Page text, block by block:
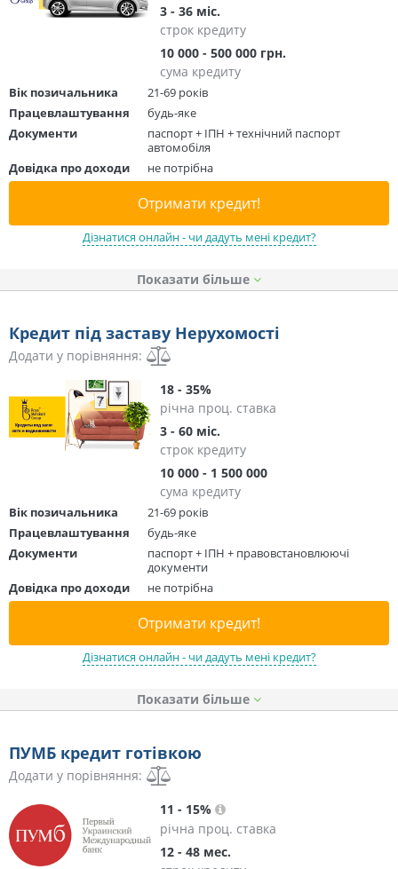
3 - 36 міс.
строк кредиту
10 000 - 500 000 грн.
сума кредиту
Вік позичальника
21-69 років
Працевлаштування
будь-яке
Документи
паспорт + ІПН + технічний паспорт
автомобіля
Довідка про доходи
не потрібна
Отримати кредит!
Дізнатися онлайн - чи дадуть мені кредит?
Показати
Кредит під заставу Нерухомості
Додати у порівняння:
18 - 35%
річна проц. ставка
3 - 60 міс.
строк кредиту
10 000 - 1 500 000
сума кредиту
Вік позичальника
21-69 років
Працевлаштування
будь-яке
Документи
паспорт + ІПН + правовстановлюючі
документи
Довідка про доходи
не потрібна
Отримати кредит!
Дізнатися онлайн - чи дадуть мені кредит?
Показати
ПУМБ кредит готівкою
Додати у порівняння:
11 - 15%
річна проц. ставка
12 - 48 мес.